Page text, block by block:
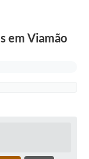
em Viamão